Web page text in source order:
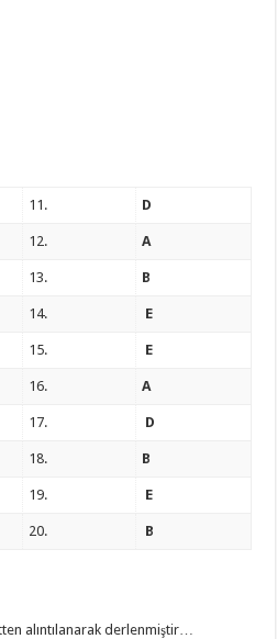
11. D
12. A
13. B
14. E
15. E
16. A
17. D
18. B
19. E
20. B
alıntılanarak derlenmiştir…